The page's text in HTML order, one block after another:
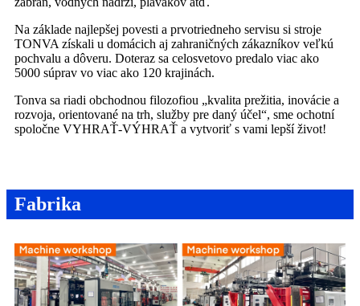
Na základe najlepšej povesti a prvotriedneho servisu si stroje
TONVA získali u domácich aj zahraničných zákazníkov veľkú
pochvalu a dôveru. Doteraz sa celosvetovo predalo viac ako
5000 súprav vo viac ako 120 krajinách.
Tonva sa riadi obchodnou filozofiou „kvalita prežitia, inovácie a
rozvoja, orientované na trh, služby pre daný účel“, sme ochotní
spoločne VYHRAŤ-VÝHRAŤ a vytvoriť s vami lepší život!
Fabrika